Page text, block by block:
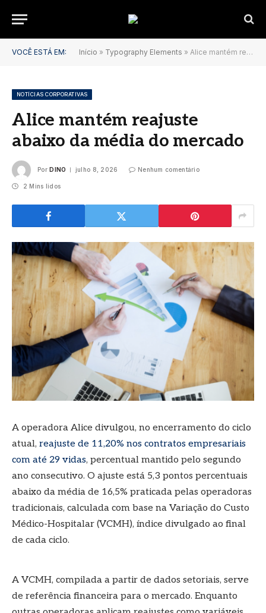
VOCÊ ESTÁ EM: Início » Typography Elements » Alice mantém reajuste abaixo da média do mercado
NOTÍCIAS CORPORATIVAS
Alice mantém reajuste
abaixo da média do mercado
Por DINO julho 8, 2026 Nenhum comentário
2 Mins lidos
A operadora Alice divulgou, no encerramento do ciclo
atual, reajuste de 11,20% nos contratos empresariais
com até 29 vidas, percentual mantido pelo segundo
ano consecutivo. O ajuste está 5,3 pontos percentuais
abaixo da média de 16,5% praticada pelas operadoras
tradicionais, calculada com base na Variação do Custo
Médico-Hospitalar (VCMH), índice divulgado ao final
de cada ciclo.
A VCMH, compilada a partir de dados setoriais, serve
de referência financeira para o mercado. Enquanto